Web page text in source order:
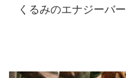
くるみのエナジーバー